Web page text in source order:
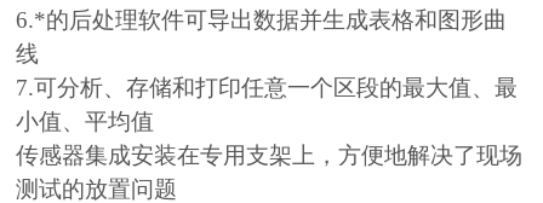
6.*的后处理软件可导出数据并生成表格和图形曲
线
7.可分析、存储和打印任意一个区段的最大值、最
小值、平均值
传感器集成安装在专用支架上，方便地解决了现场
测试的放置问题